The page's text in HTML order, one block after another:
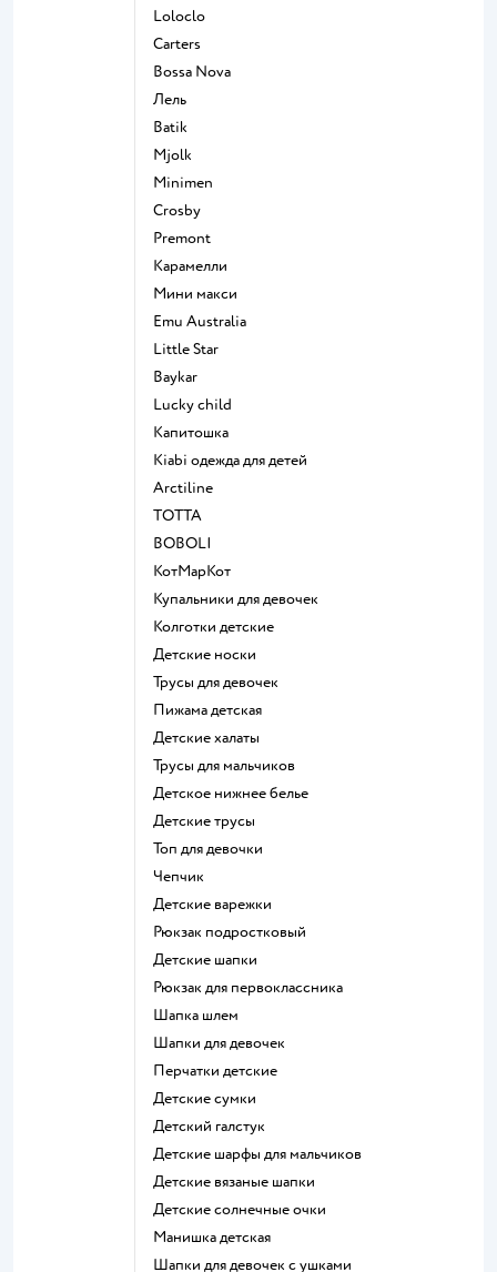
Loloclo
Сarters
Bossa Nova
Лель
Batik
Mjolk
Minimen
Crosby
Premont
Карамелли
Мини макси
Emu Australia
Little Star
Baykar
Lucky child
Капитошка
Kiabi одежда для детей
Arctiline
ТОТТА
BOBOLI
КотМарКот
Купальники для девочек
Колготки детские
Детские носки
Трусы для девочек
Пижама детская
Детские халаты
Трусы для мальчиков
Детское нижнее белье
Детские трусы
Топ для девочки
Чепчик
Детские варежки
Рюкзак подростковый
Детские шапки
Рюкзак для первоклассника
Шапка шлем
Шапки для девочек
Перчатки детские
Детские сумки
Детский галстук
Детские шарфы для мальчиков
Детские вязаные шапки
Детские солнечные очки
Манишка детская
Шапки для девочек с ушками